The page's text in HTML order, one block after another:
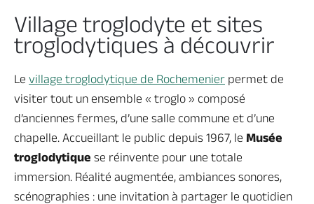
Village troglodyte et sites
troglodytiques à découvrir
Le village troglodytique de Rochemenier permet de
visiter tout un ensemble « troglo » composé
d’anciennes fermes, d’une salle commune et d’une
chapelle. Accueillant le public depuis 1967, le Musée
troglodytique se réinvente pour une totale
immersion. Réalité augmentée, ambiances sonores,
scénographies : une invitation à partager le quotidien